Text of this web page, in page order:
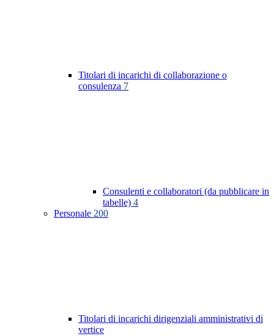
Titolari di incarichi di collaborazione o
consulenza 7
Consulenti e collaboratori (da pubblicare in
tabelle) 4
Personale 200
Titolari di incarichi dirigenziali amministrativi di
vertice